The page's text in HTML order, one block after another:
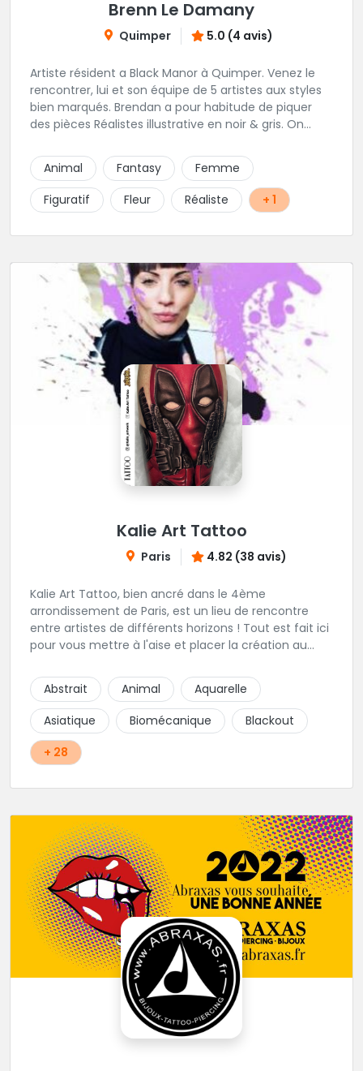
Brenn Le Damany
Quimper 5.0 (4 avis)
Artiste résident a Black Manor à Quimper. Venez le
rencontrer, lui et son équipe de 5 artistes aux styles
bien marqués. Brendan a pour habitude de piquer
des pièces Réalistes illustrative en noir & gris. On
de votre projet avec lui.
Animal Fantasy
Femme
Figuratif
Fleur Réaliste + 1
Kalie Art Tattoo
Paris 4.82 (38 avis)
Kalie Art Tattoo, bien ancré dans le 4ème
arrondissement de Paris, est un lieu de rencontre
entre artistes de différents horizons ! Tout est fait ici
pour vous mettre à l'aise et placer la création au
Abstrait
Animal
Aquarelle
Asiatique
Biomécanique
Blackout
+ 28